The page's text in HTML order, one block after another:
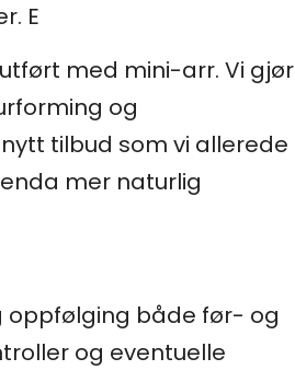
E
med mini-arr. Vi gjør
og
tilbud som vi allerede
mer naturlig
oppfølging både før- og
og eventuelle